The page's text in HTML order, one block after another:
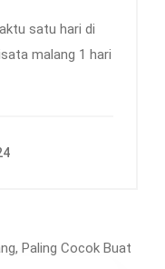
satu hari di
malang 1 hari